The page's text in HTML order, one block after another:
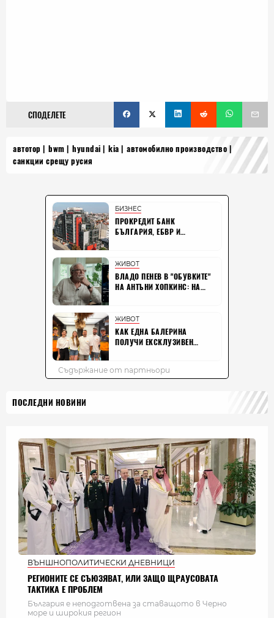
СПОДЕЛЕТЕ
автотор bwm hyundai kia
автомобилно производство
санкции срещу русия
ПОСЛЕДНИ НОВИНИ
ВЪНШНОПОЛИТИЧЕСКИ ДНЕВНИЦИ
РЕГИОНИТЕ СЕ СЪЮЗЯВАТ, ИЛИ ЗАЩО ЩРАУСОВАТА
ТАКТИКА Е ПРОБЛЕМ
България e неподготвена за ставащото в Черно
море и широкия регион